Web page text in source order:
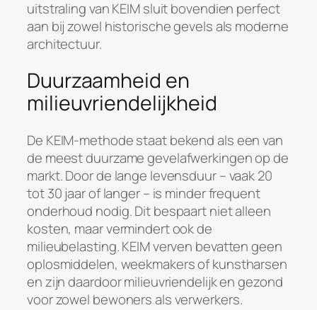
uitstraling van KEIM sluit bovendien perfect
aan bij zowel historische gevels als moderne
architectuur.
Duurzaamheid en
milieuvriendelijkheid
De KEIM-methode staat bekend als een van
de meest duurzame gevelafwerkingen op de
markt. Door de lange levensduur – vaak 20
tot 30 jaar of langer – is minder frequent
onderhoud nodig. Dit bespaart niet alleen
kosten, maar vermindert ook de
milieubelasting. KEIM verven bevatten geen
oplosmiddelen, weekmakers of kunstharsen
en zijn daardoor milieuvriendelijk en gezond
voor zowel bewoners als verwerkers.